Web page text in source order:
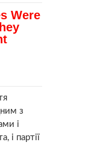
з
і
і партії